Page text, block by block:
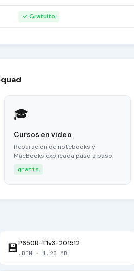
✓ Gratuito
🎓
Cursos en video
Reparacion de notebooks y
MacBooks explicada paso a paso.
gratis
💾P650R-T1v3-201512
.BIN · 1.23 MB